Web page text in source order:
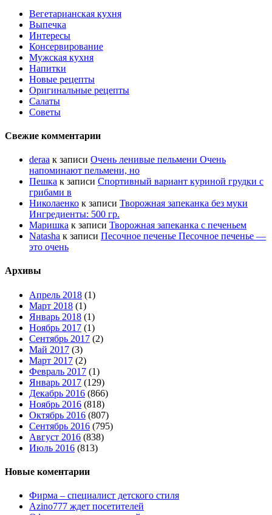
Вегетарианская кухня
Выпечка
Интересы
Консервирование
Мужская кухня
Напитки
Новые рецепты
Оригинальные рецепты
Салаты
Советы
Свежие комментарии
deraa к записи Очень ленивые пельмени Очень
напоминают пельмени, но
Пешка к записи Спортивный вариант куриной грудки с
грибами в
Николаенко к записи Творожная запеканка без муки
Ингредиенты: 500 гр.
Маришка к записи Творожная запеканка с печеньем
Natasha к записи Песочное печенье Песочное печенье —
это очень
Архивы
Апрель 2018 (1)
Март 2018 (1)
Январь 2018 (1)
Ноябрь 2017 (1)
Сентябрь 2017 (2)
Май 2017 (3)
Март 2017 (2)
Февраль 2017 (1)
Январь 2017 (129)
Декабрь 2016 (866)
Ноябрь 2016 (818)
Октябрь 2016 (807)
Сентябрь 2016 (795)
Август 2016 (838)
Июль 2016 (813)
Новые коментарии
Фирма – специалист детского стиля
Azino777 ждет посетителей